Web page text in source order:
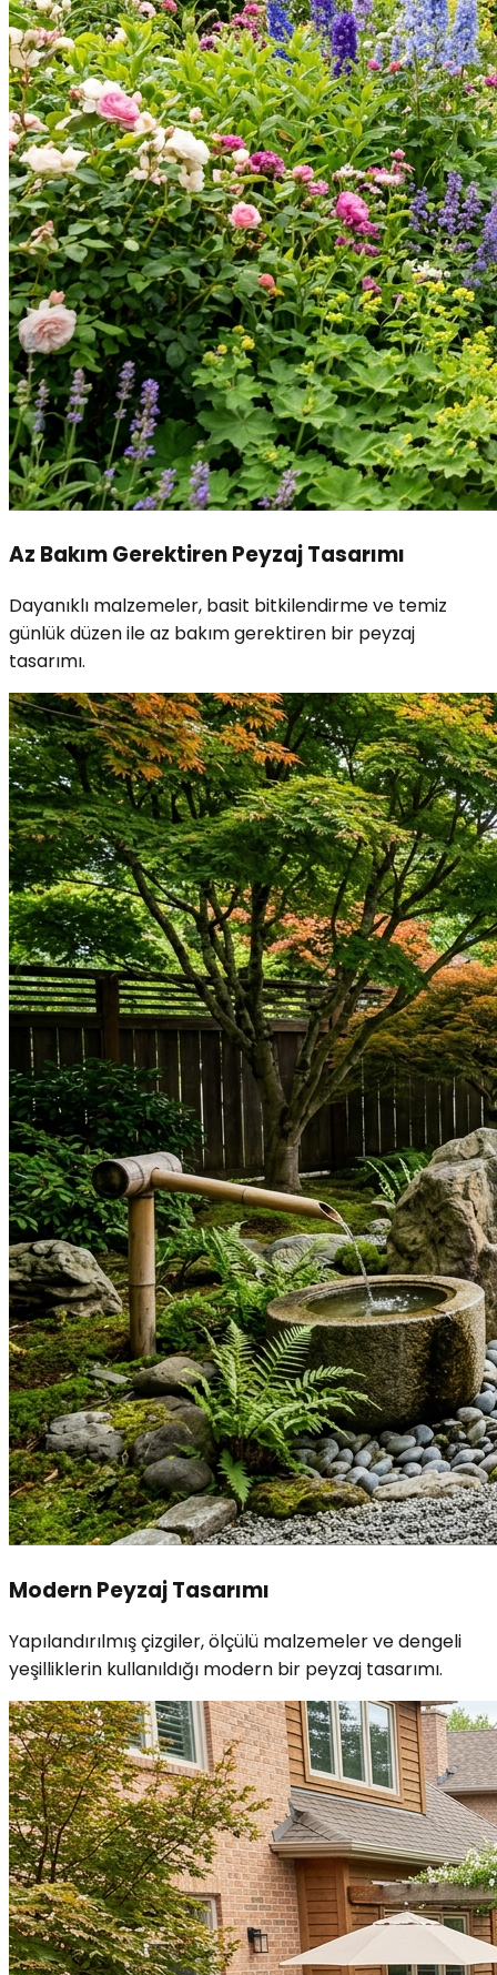
Az Bakım Gerektiren Peyzaj Tasarımı
Dayanıklı malzemeler, basit bitkilendirme ve temiz
günlük düzen ile az bakım gerektiren bir peyzaj
tasarımı.
Modern Peyzaj Tasarımı
Yapılandırılmış çizgiler, ölçülü malzemeler ve dengeli
yeşilliklerin kullanıldığı modern bir peyzaj tasarımı.